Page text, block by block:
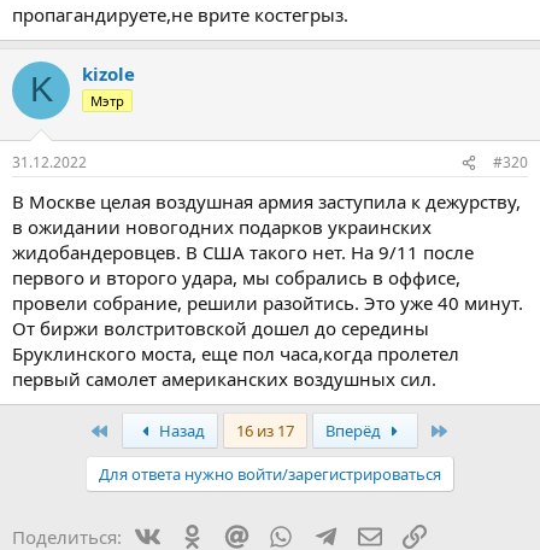
пропагандируете,не врите костегрыз.
K kizole
Мэтр
31.12.2022 #320
В Москве целая воздушная армия заступила к дежурству,
в ожидании новогодних подарков украинских
жидобандеровцев. В США такого нет. На 9/11 после
первого и второго удара, мы собрались в оффисе,
провели собрание, решили разойтись. Это уже 40 минут.
От биржи волстритовской дошел до середины
Бруклинского моста, еще пол часа,когда пролетел
первый самолет американских воздушных сил.
ПервыйНазад 16 из 17 Вперёд
Для ответа нужно войти/зарегистрироваться
Поделиться: VkontakteOdnoklassniki
Mail.ruWhatsAppTelegram
Электронная
Ссылка